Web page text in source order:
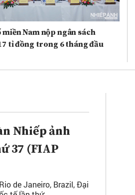
miền Nam nộp ngân sách
tỉ đồng trong 6 tháng đầu
Nhiếp ảnh
37 (FIAP
de Janeiro, Brazil, Đại